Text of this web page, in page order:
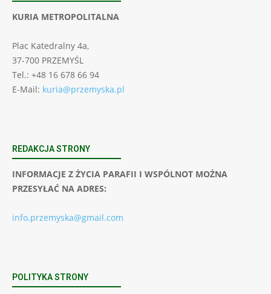
KURIA METROPOLITALNA
Plac Katedralny 4a,
37-700 PRZEMYŚL
Tel.: +48 16 678 66 94
E-Mail: kuria@przemyska.pl
REDAKCJA STRONY
INFORMACJE Z ŻYCIA PARAFII I WSPÓLNOT MOŻNA
PRZESYŁAĆ NA ADRES:
info.przemyska@gmail.com
POLITYKA STRONY